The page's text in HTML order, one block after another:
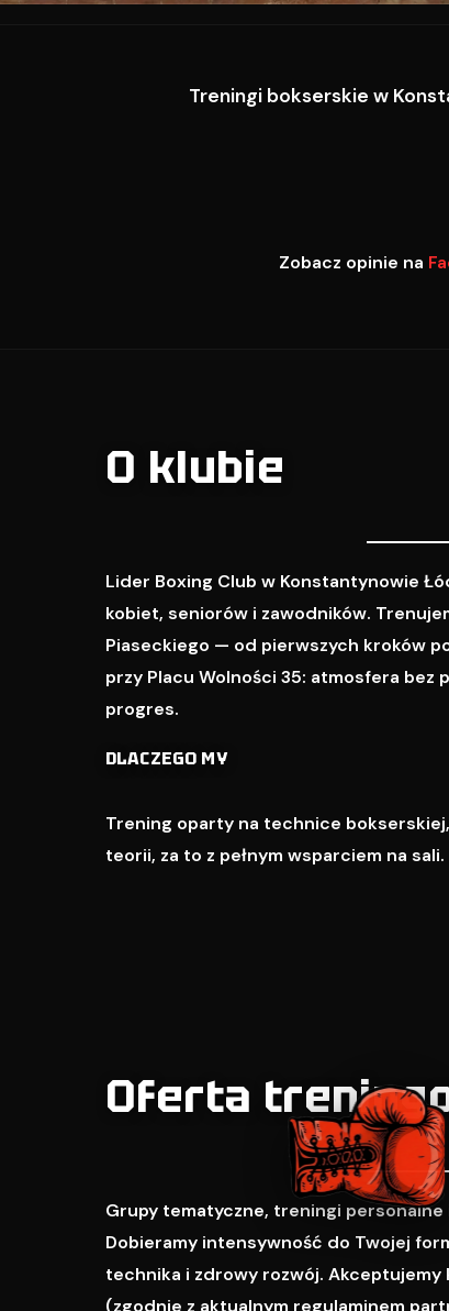
Treningi bokserskie w
Zobacz opinie na
O klubie
Lider Boxing Club w Konstantynowie
kobiet, seniorów i zawodników.
Piaseckiego — od pierwszych kroków
przy Placu Wolności 35: atmosfera bez
progres.
DLACZEGO MY
Trening oparty na technice
teorii, za to z pełnym wsparciem na sali.
Oferta
Grupy tematyczne, treningi
Dobieramy intensywność do Twojej
technika i zdrowy rozwój.
(zgodnie z aktualnym regulaminem